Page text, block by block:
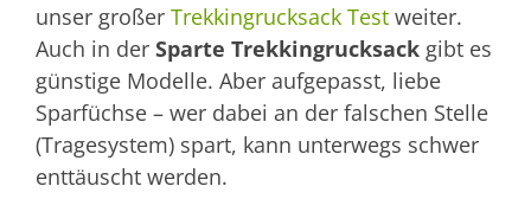
unser großer Trekkingrucksack Test weiter.
Auch in der Sparte Trekkingrucksack gibt es
günstige Modelle. Aber aufgepasst, liebe
Sparfüchse – wer dabei an der falschen Stelle
(Tragesystem) spart, kann unterwegs schwer
enttäuscht werden.